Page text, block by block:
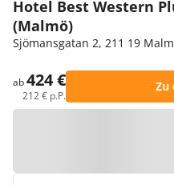
Hotel Best Western
(Malmö)
Sjömansgatan 2, 211 19
ab424 €
212 € p.P.
Zu